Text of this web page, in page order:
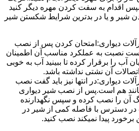
اقدام به سفت کردن مهره دیگر کنید
و یا در بدترین شرایط شکستن شیر
دیواری:امتحان کردن پس از نصب
نصبت به عملکرد مناسب آن اطمینان
آب را برقرار کرده تا ببینید آب به خوبی
آن نشتی نداشته باشد.
دیواری:در انتها نیز باید گفت نصب
هم است.پس از نصب شیر دیواری
آن را نصب کرده و سپس نگهدارنده
دسترس با فاصله کمی از شیر در
پیدا نمیکند نصب کنید.